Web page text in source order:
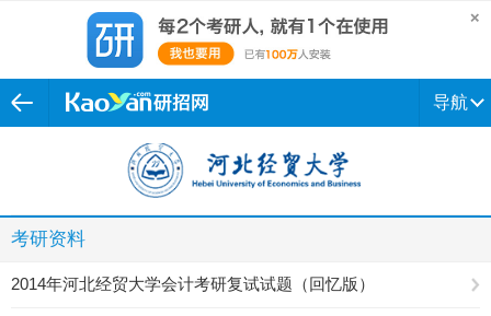
导航
考研资料
2014年河北经贸大学会计考研复试试题（回忆版）